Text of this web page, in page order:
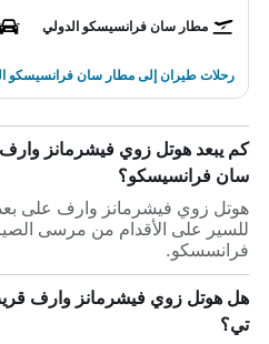
مطار سان فرانسيسكو الدولي
رحلات طيران إلى مطار سان فرانسيسكو
كم يبعد هوتل زوي فيشرمانز
سان فرانسيسكو؟
للسير على الأقدام من مرسى
فرانسسكو.
هل هوتل زوي فيشرمانز وارف
تي؟